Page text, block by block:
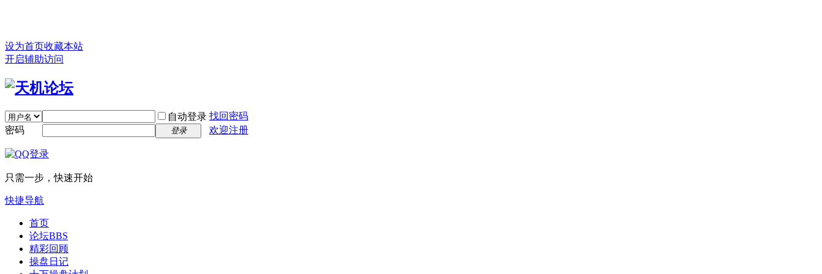
设为首页收藏本站
开启辅助访问
自动登录 找回密码
密码
登录 欢迎注册
只需一步，快速开始
快捷导航
首页
论坛BBS
精彩回顾
操盘日记